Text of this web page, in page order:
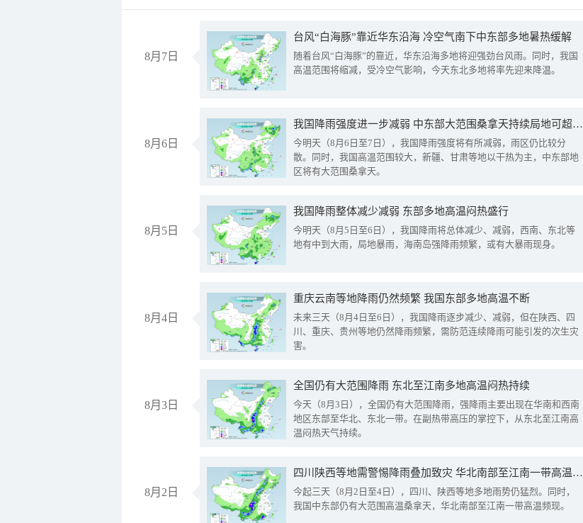
8月7日
台风“白海豚”靠近华东沿海 冷空气南下中东部多地暑热缓解
随着台风“白海豚”的靠近，华东沿海多地将迎强劲台风雨。同时，我国
高温范围将缩减，受冷空气影响，今天东北多地将率先迎来降温。
8月6日
我国降雨强度进一步减弱 中东部大范围桑拿天持续局地可超38℃
今明天（8月6日至7日），我国降雨强度将有所减弱，雨区仍比较分
散。同时，我国高温范围较大，新疆、甘肃等地以干热为主，中东部地
区将有大范围桑拿天。
8月5日
我国降雨整体减少减弱 东部多地高温闷热盛行
今明天（8月5日至6日），我国降雨将总体减少、减弱，西南、东北等
地有中到大雨，局地暴雨，海南岛强降雨频繁，或有大暴雨现身。
8月4日
重庆云南等地降雨仍然频繁 我国东部多地高温不断
未来三天（8月4日至6日），我国降雨逐步减少、减弱，但在陕西、四
川、重庆、贵州等地仍然降雨频繁，需防范连续降雨可能引发的次生灾
害。
8月3日
全国仍有大范围降雨 东北至江南多地高温闷热持续
今天（8月3日），全国仍有大范围降雨，强降雨主要出现在华南和西南
地区东部至华北、东北一带。在副热带高压的掌控下，从东北至江南高
温闷热天气持续。
8月2日
四川陕西等地需警惕降雨叠加致灾 华北南部至江南一带高温频现
今起三天（8月2日至4日），四川、陕西等地多地雨势仍猛烈。同时，
我国中东部仍有大范围高温桑拿天，华北南部至江南一带高温频现。